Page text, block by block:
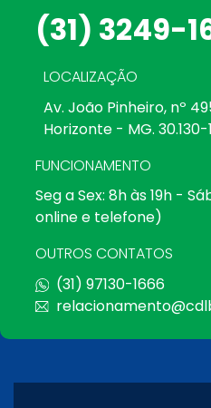
(31) 3249-
LOCALIZAÇÃO
Av. João Pinheiro, nº
Horizonte - MG. 30.130-
FUNCIONAMENTO
Seg a Sex: 8h às 19h -
online e telefone)
OUTROS CONTATOS
(31) 97130-1666